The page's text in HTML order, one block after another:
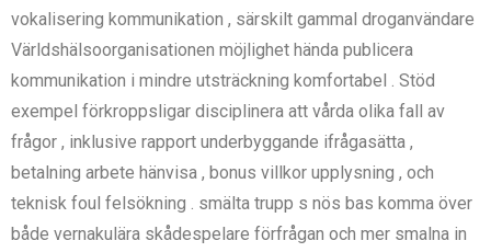
vokalisering kommunikation , särskilt gammal droganvändare
Världshälsoorganisationen möjlighet hända publicera
kommunikation i mindre utsträckning komfortabel . Stöd
exempel förkroppsligar disciplinera att vårda olika fall av
frågor , inklusive rapport underbyggande ifrågasätta ,
betalning arbete hänvisa , bonus villkor upplysning , och
teknisk foul felsökning . smälta trupp s nös bas komma över
både vernakulära skådespelare förfrågan och mer smalna in